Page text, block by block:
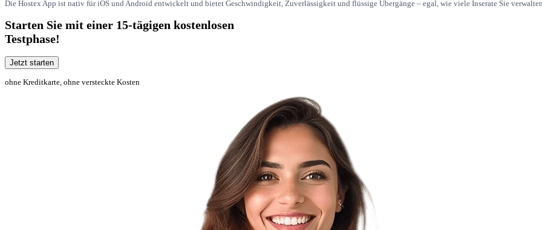
Die Hostex App ist nativ für iOS und Android entwickelt und bietet Geschwindigkeit, Zuverlässigkeit und flüssige Übergänge – egal, wie viele Inserate Sie
Starten Sie mit einer 15-tägigen kostenlosen
Testphase!
Jetzt starten
ohne Kreditkarte, ohne versteckte Kosten